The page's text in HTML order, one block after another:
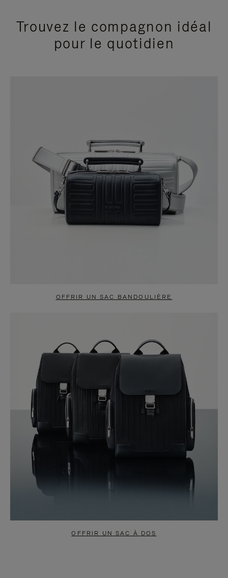
Trouvez le compagnon idéal
pour le quotidien
OFFRIR UN SAC BANDOULIÈRE
OFFRIR UN SAC À DOS